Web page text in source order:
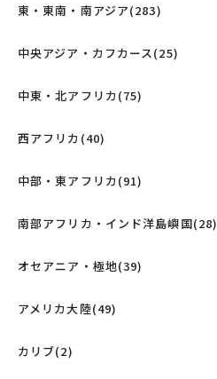
東・東南・南アジア(283)
中央アジア・カフカース(25)
中東・北アフリカ(75)
西アフリカ(40)
中部・東アフリカ(91)
南部アフリカ・インド洋島嶼国(28)
オセアニア・極地(39)
アメリカ大陸(49)
カリブ(2)